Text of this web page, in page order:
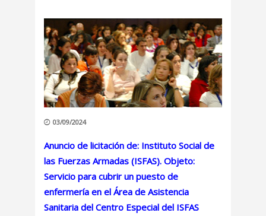
03/09/2024
Anuncio de licitación de: Instituto Social de
las Fuerzas Armadas (ISFAS). Objeto:
Servicio para cubrir un puesto de
enfermería en el Área de Asistencia
Sanitaria del Centro Especial del ISFAS